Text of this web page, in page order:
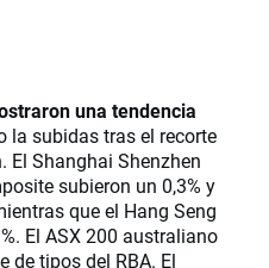
una tendencia
la subidas tras el recorte
El Shanghai Shenzhen
subieron un 0,3% y
que el Hang Seng
El ASX 200 australiano
de tipos del RBA. El